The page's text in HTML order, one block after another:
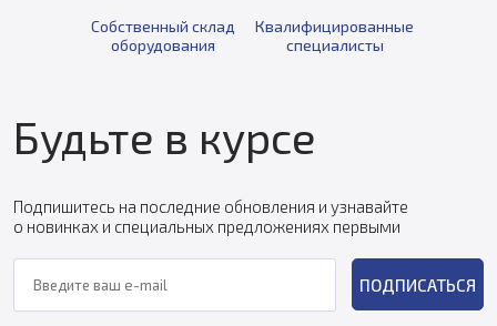
Собственный склад
оборудования
Квалифицированные
специалисты
Будьте в курсе
Подпишитесь на последние обновления и узнавайте
о новинках и специальных предложениях первыми
ПОДПИСАТЬСЯ